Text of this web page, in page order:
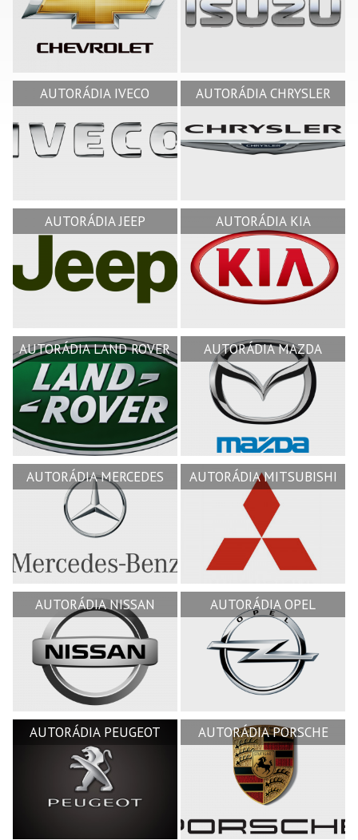
AUTORÁDIA IVECO AUTORÁDIA CHRYSLER
AUTORÁDIA JEEP AUTORÁDIA KIA
AUTORÁDIA LAND ROVER AUTORÁDIA MAZDA
AUTORÁDIA MERCEDES AUTORÁDIA MITSUBISHI
AUTORÁDIA NISSAN AUTORÁDIA OPEL
AUTORÁDIA PEUGEOT AUTORÁDIA PORSCHE